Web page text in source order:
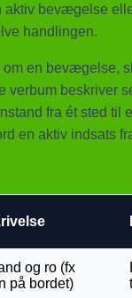
aktiv bevægelse
handlingen.
om en bevægelse,
verbum beskriver
fra ét sted til
en aktiv indsats
og ro (fx
på bordet)